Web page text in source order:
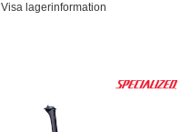
Visa lagerinformation